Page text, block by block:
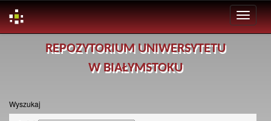
REPOZYTORIUM UNIWERSYTETU
W BIAŁYMSTOKU
Wyszukaj